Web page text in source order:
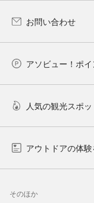
お問い合わせ
アソビュー！ポ
人気の観光スポ
アウトドアの体
そのほか